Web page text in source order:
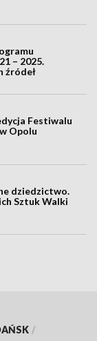
– 2025.
źródeł
Festiwalu
Opolu
dziedzictwo.
Sztuk Walki
/